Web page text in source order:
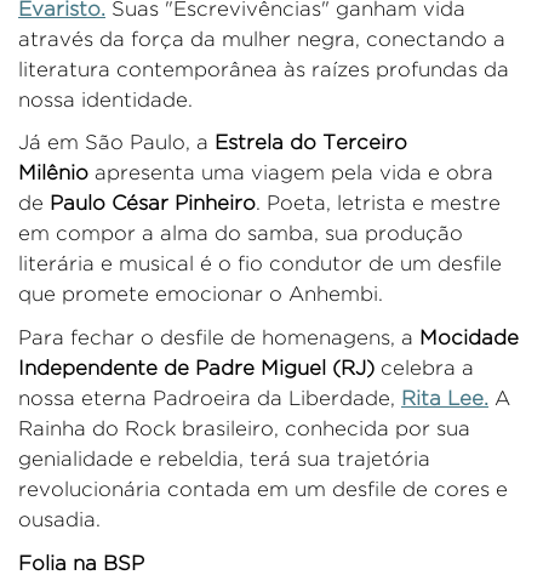
Evaristo. Suas "Escrevivências" ganham vida
através da força da mulher negra, conectando a
literatura contemporânea às raízes profundas da
nossa identidade.
Já em São Paulo, a Estrela do Terceiro
Milênio apresenta uma viagem pela vida e obra
de Paulo César Pinheiro. Poeta, letrista e mestre
em compor a alma do samba, sua produção
literária e musical é o fio condutor de um desfile
que promete emocionar o Anhembi.
Para fechar o desfile de homenagens, a Mocidade
Independente de Padre Miguel (RJ) celebra a
nossa eterna Padroeira da Liberdade, Rita Lee. A
Rainha do Rock brasileiro, conhecida por sua
genialidade e rebeldia, terá sua trajetória
revolucionária contada em um desfile de cores e
ousadia.
Folia na BSP